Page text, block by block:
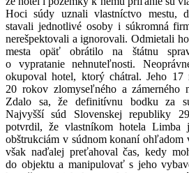
Hoci súdy uznali vlastníctvo mestu,
stavali jednotlivé osoby i súkromná
nerešpektovali a ignorovali. Odmietali
mesta opäť obrátilo na štátnu
o vypratanie nehnuteľnosti.
okupoval hotel, ktorý chátral. Jeho
20 rokov zlomyseľného a zámerného
Zdalo sa, že definitívnu bodku za
Najvyšší súd Slovenskej republiky
potvrdil, že vlastníkom hotela Limba
obštrukciám v súdnom konaní ohľadom
však naďalej preťahoval čas, kedy
do objektu a manipulovať s jeho